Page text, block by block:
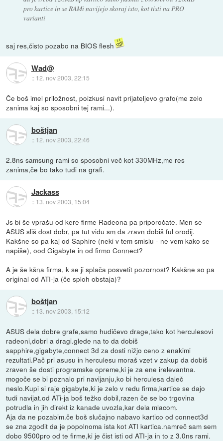
pro kartice in se RAMi navijejo skoraj isto, kot tisti na PRO
varianti
saj res,čisto pozabo na BIOS flesh
Wad@
:: 12. nov 2003, 22:15
Če boš imel priložnost, poizkusi navit prijateljevo grafo(me zelo
zanima kaj so sposobni tej rami...).
boštjan
:: 12. nov 2003, 22:46
2.8ns samsung rami so sposobni več kot 330MHz,me res
zanima,če bo tako tudi na grafi.
Jackass
:: 13. nov 2003, 15:04
Js bi še vprašu od kere firme Radeona pa priporočate. Men se
ASUS sliš dost dobr, pa tut vidu sm da zravn dobiš ful orodij.
Kakšne so pa kaj od Saphire (neki v tem smislu - ne vem kako se
napiše), ood Gigabyte in od firmo Connect?
A je še kšna firma, k se ji splača posvetit pozornost? Kakšne so pa
original od ATI-ja (če sploh obstaja)?
boštjan
:: 13. nov 2003, 15:12
ASUS dela dobre grafe,samo hudičevo drage,tako kot herculesovi
radeoni,dobri a dragi.glede na to da dobiš
sapphire,gigabyte,connect 3d za dosti nižjo ceno z enakimi
rezultati.Pač pri asusu in herculesu moraš vzet v zakup da dobiš
zraven še dosti programske opreme,ki je za ene irelevantna.
mogoče se bi poznalo pri navijanju,ko bi herculesa daleč
neslo.Kupi si raje gigabyte,ki je zelo v redu firma,kartice se dajo
tudi navijat.od ATi-ja boš težko dobil,razen če se bo trgovina
potrudla in jih direkt iz kanade uvozla,kar dela mlacom.
Aja da ne pozabim.če boš slučajno nabavo kartico od connect3d
se zna zgodit da je popolnoma ista kot ATI kartica.namreč sam sem
dobo 9500pro od te firme,ki je čist isti od ATI-ja in to z 3.0ns rami.